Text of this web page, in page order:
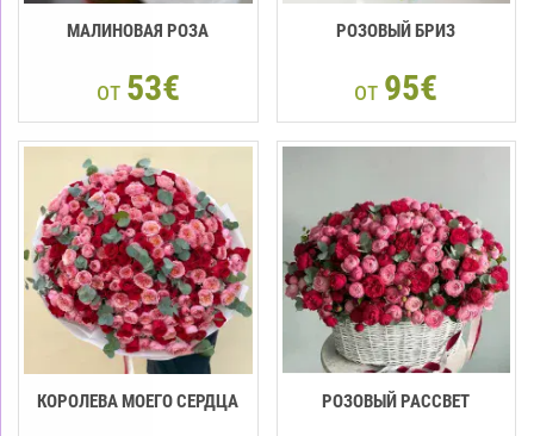
МАЛИНОВАЯ РОЗА
от 53€
РОЗОВЫЙ БРИЗ
от 95€
КОРОЛЕВА МОЕГО СЕРДЦА РОЗОВЫЙ РАССВЕТ